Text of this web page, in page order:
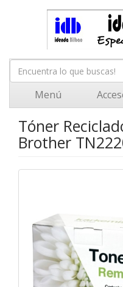
Menú
Tóner
Brother